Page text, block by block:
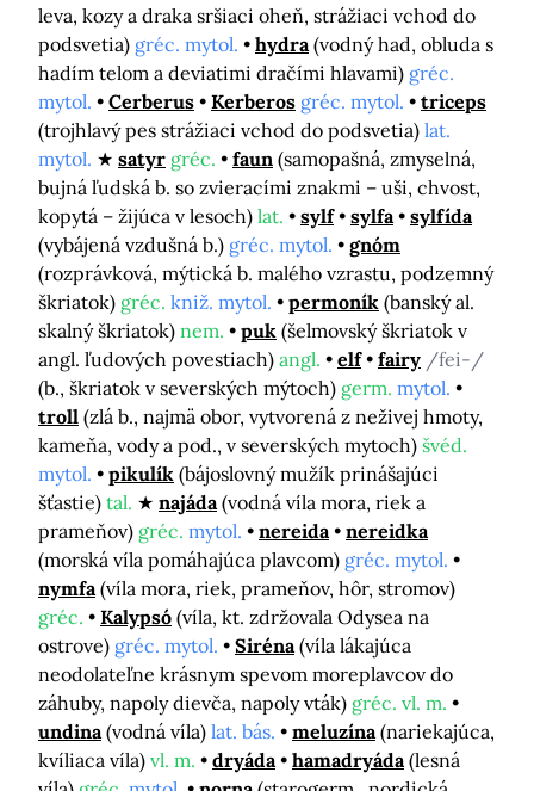
leva, kozy a draka sršiaci oheň, strážiaci vchod do
podsvetia) gréc. mytol. hydra (vodný had, obluda s
hadím telom a deviatimi dračími hlavami) gréc.
mytol.
Cerberus Kerberos gréc. mytol.
triceps
(trojhlavý pes strážiaci vchod do podsvetia) lat.
mytol.
satyr gréc. faun (samopašná, zmyselná,
bujná ľudská b. so zvieracími znakmi – uši, chvost,
kopytá – žijúca v lesoch) lat. sylf sylfa
sylfída
(vybájená vzdušná b.) gréc. mytol.
gnóm
(rozprávková, mýtická b. malého vzrastu, podzemný
škriatok) gréc. kniž. mytol. permoník (banský al.
skalný škriatok) nem. puk (šelmovský škriatok v
angl. ľudových povestiach) angl. elf fairy /fei-/
(b., škriatok v severských mýtoch) germ. mytol.
troll (zlá b., najmä obor, vytvorená z neživej hmoty,
kameňa, vody a pod., v severských mytoch) švéd.
mytol.
pikulík (bájoslovný mužík prinášajúci
šťastie) tal. najáda (vodná víla mora, riek a
prameňov) gréc. mytol. nereida
nereidka
(morská víla pomáhajúca plavcom) gréc. mytol.
nymfa (víla mora, riek, prameňov, hôr, stromov)
gréc.
Kalypsó (víla, kt. zdržovala Odysea na
ostrove) gréc. mytol. Siréna (víla lákajúca
neodolateľne krásnym spevom moreplavcov do
záhuby, napoly dievča, napoly vták) gréc. vl. m.
undina (vodná víla) lat. bás. meluzína (nariekajúca,
kvíliaca víla) vl. m. dryáda hamadryáda (lesná